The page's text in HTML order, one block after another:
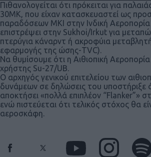
Πιθανολογείται ότι πρόκειται για
30MK, που είχαν κατασκευαστεί ως
παραδόσεων MKI στην Ινδική Αεροπορία
επιστρέψει στην Sukhoi/Irkut για
πτερύγια κάναρντ ή ακροφύια
εφαρμογής της ώσης-TVC).
Να θυμίσουμε ότι η Αιθιοπική Αεροπορία
χρήστης Su-27/UB.
Ο αρχηγός γενικού επιτελείου των
δυνάμεων σε δηλώσεις του υποστήριξε
αποκτήσει «πολλά επιπλέον “Flanker”»
ενώ πιστεύεται ότι τελικός στόχος θα
αεροσκάφη.